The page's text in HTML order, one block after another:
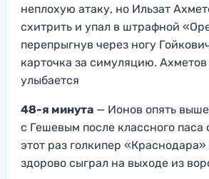
неплохую атаку, но Ильзат
схитрить и упал в штрафной
перепрыгнув через ногу
карточка за симуляцию.
улыбается
48-я минута — Ионов опять
с Гешевым после классного паса
этот раз голкипер
здорово сыграл на выходе из